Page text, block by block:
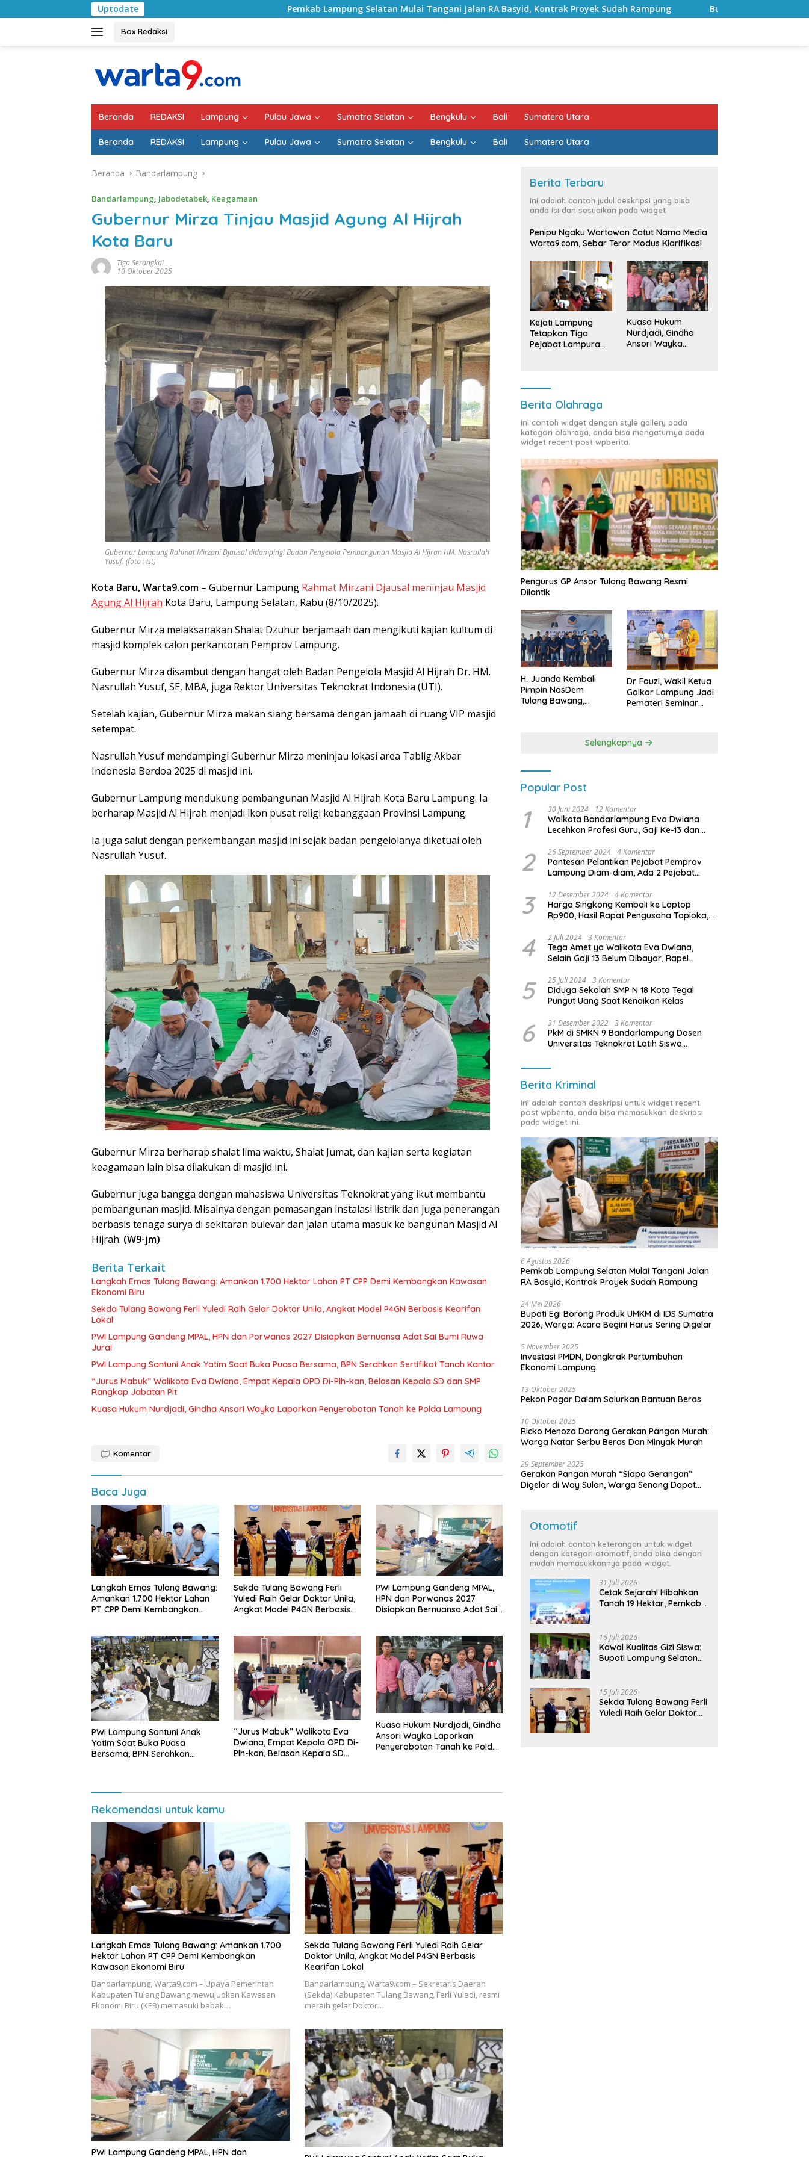
ke
Uptodate Pemkab Lampung Selatan Mulai Tangani Jalan RA Basyid, Kontrak Proyek Sudah Rampung Bulan Kemerdekaan, Bupati Lampung
Box Redaksi
Beranda REDAKSI Lampung Pulau Jawa Sumatra Selatan Bengkulu Bali Sumatera Utara
Beranda REDAKSI Lampung Pulau Jawa Sumatra Selatan Bengkulu Bali Sumatera Utara
Beranda Bandarlampung
Bandarlampung, Jabodetabek, Keagamaan
Gubernur Mirza Tinjau Masjid Agung Al Hijrah
Kota Baru
Tiga Serangkai
10 Oktober 2025
Gubernur Lampung Rahmat Mirzani Djausal didampingi Badan Pengelola Pembangunan Masjid Al Hijrah HM. Nasrullah
Yusuf. (foto : ist)
Kota Baru, Warta9.com – Gubernur Lampung Rahmat Mirzani Djausal meninjau Masjid
Agung Al Hijrah Kota Baru, Lampung Selatan, Rabu (8/10/2025).
Gubernur Mirza melaksanakan Shalat Dzuhur berjamaah dan mengikuti kajian kultum di
masjid komplek calon perkantoran Pemprov Lampung.
Gubernur Mirza disambut dengan hangat oleh Badan Pengelola Masjid Al Hijrah Dr. HM.
Nasrullah Yusuf, SE, MBA, juga Rektor Universitas Teknokrat Indonesia (UTI).
Setelah kajian, Gubernur Mirza makan siang bersama dengan jamaah di ruang VIP masjid
setempat.
Nasrullah Yusuf mendampingi Gubernur Mirza meninjau lokasi area Tablig Akbar
Indonesia Berdoa 2025 di masjid ini.
Gubernur Lampung mendukung pembangunan Masjid Al Hijrah Kota Baru Lampung. Ia
berharap Masjid Al Hijrah menjadi ikon pusat religi kebanggaan Provinsi Lampung.
Ia juga salut dengan perkembangan masjid ini sejak badan pengelolanya diketuai oleh
Nasrullah Yusuf.
Gubernur Mirza berharap shalat lima waktu, Shalat Jumat, dan kajian serta kegiatan
keagamaan lain bisa dilakukan di masjid ini.
Gubernur juga bangga dengan mahasiswa Universitas Teknokrat yang ikut membantu
pembangunan masjid. Misalnya dengan pemasangan instalasi listrik dan juga penerangan
berbasis tenaga surya di sekitaran bulevar dan jalan utama masuk ke bangunan Masjid Al
Hijrah. (W9-jm)
Berita Terkait
Langkah Emas Tulang Bawang: Amankan 1.700 Hektar Lahan PT CPP Demi Kembangkan Kawasan
Ekonomi Biru
Sekda Tulang Bawang Ferli Yuledi Raih Gelar Doktor Unila, Angkat Model P4GN Berbasis Kearifan
Lokal
PWI Lampung Gandeng MPAL, HPN dan Porwanas 2027 Disiapkan Bernuansa Adat Sai Bumi Ruwa
Jurai
PWI Lampung Santuni Anak Yatim Saat Buka Puasa Bersama, BPN Serahkan Sertifikat Tanah Kantor
“Jurus Mabuk” Walikota Eva Dwiana, Empat Kepala OPD Di-Plh-kan, Belasan Kepala SD dan SMP
Rangkap Jabatan Plt
Kuasa Hukum Nurdjadi, Gindha Ansori Wayka Laporkan Penyerobotan Tanah ke Polda Lampung
Komentar
Baca Juga
Langkah Emas Tulang Bawang:
Amankan 1.700 Hektar Lahan
PT CPP Demi Kembangkan
Sekda Tulang Bawang Ferli
Yuledi Raih Gelar Doktor Unila,
Angkat Model P4GN Berbasis
PWI Lampung Gandeng MPAL,
HPN dan Porwanas 2027
Disiapkan Bernuansa Adat Sai
PWI Lampung Santuni Anak
Yatim Saat Buka Puasa
Bersama, BPN Serahkan
“Jurus Mabuk” Walikota Eva
Dwiana, Empat Kepala OPD Di-
Plh-kan, Belasan Kepala SD
Kuasa Hukum Nurdjadi, Gindha
Ansori Wayka Laporkan
Penyerobotan Tanah ke Polda
Rekomendasi untuk kamu
Langkah Emas Tulang Bawang: Amankan 1.700
Hektar Lahan PT CPP Demi Kembangkan
Kawasan Ekonomi Biru
Bandarlampung, Warta9.com – Upaya Pemerintah
Kabupaten Tulang Bawang mewujudkan Kawasan
Ekonomi Biru (KEB) memasuki babak…
Sekda Tulang Bawang Ferli Yuledi Raih Gelar
Doktor Unila, Angkat Model P4GN Berbasis
Kearifan Lokal
Bandarlampung, Warta9.com – Sekretaris Daerah
(Sekda) Kabupaten Tulang Bawang, Ferli Yuledi, resmi
meraih gelar Doktor…
PWI Lampung Gandeng MPAL, HPN dan
Berita Terbaru
Ini adalah contoh judul deskripsi yang bisa
anda isi dan sesuaikan pada widget
Penipu Ngaku Wartawan Catut Nama Media
Warta9.com, Sebar Teror Modus Klarifikasi
Kejati Lampung
Tetapkan Tiga
Pejabat Lampura
Kuasa Hukum
Nurdjadi, Gindha
Ansori Wayka
Berita Olahraga
Ini contoh widget dengan style gallery pada
kategori olahraga, anda bisa mengaturnya pada
widget recent post wpberita.
Pengurus GP Ansor Tulang Bawang Resmi
Dilantik
H. Juanda Kembali
Pimpin NasDem
Tulang Bawang,
Dr. Fauzi, Wakil Ketua
Golkar Lampung Jadi
Pemateri Seminar
Kebangsaan
Selengkapnya
Popular Post
1 30 Juni 2024 12 Komentar
Walkota Bandarlampung Eva Dwiana
Lecehkan Profesi Guru, Gaji Ke-13 dan
2 26 September 2024 4 Komentar
Pantesan Pelantikan Pejabat Pemprov
Lampung Diam-diam, Ada 2 Pejabat
3 12 Desember 2024 4 Komentar
Harga Singkong Kembali ke Laptop
Rp900, Hasil Rapat Pengusaha Tapioka,
Lampung
4 2 Juli 2024 3 Komentar
Tega Amet ya Walikota Eva Dwiana,
Selain Gaji 13 Belum Dibayar, Rapel
Dibayar
5 25 Juli 2024 3 Komentar
Diduga Sekolah SMP N 18 Kota Tegal
Pungut Uang Saat Kenaikan Kelas
6 31 Desember 2022 3 Komentar
PkM di SMKN 9 Bandarlampung Dosen
Universitas Teknokrat Latih Siswa
Berita Kriminal
Ini adalah contoh deskripsi untuk widget recent
post wpberita, anda bisa memasukkan deskripsi
pada widget ini.
6 Agustus 2026
Pemkab Lampung Selatan Mulai Tangani Jalan
RA Basyid, Kontrak Proyek Sudah Rampung
24 Mei 2026
Bupati Egi Borong Produk UMKM di IDS Sumatra
2026, Warga: Acara Begini Harus Sering Digelar
5 November 2025
Investasi PMDN, Dongkrak Pertumbuhan
Ekonomi Lampung
13 Oktober 2025
Pekon Pagar Dalam Salurkan Bantuan Beras
10 Oktober 2025
Ricko Menoza Dorong Gerakan Pangan Murah:
Warga Natar Serbu Beras Dan Minyak Murah
29 September 2025
Gerakan Pangan Murah “Siapa Gerangan”
Digelar di Way Sulan, Warga Senang Dapat
Otomotif
Ini adalah contoh keterangan untuk widget
dengan kategori otomotif, anda bisa dengan
mudah memasukkannya pada widget.
31 Juli 2026
Cetak Sejarah! Hibahkan
Tanah 19 Hektar, Pemkab
Terintegrasi Pertama di
Lampung
16 Juli 2026
Kawal Kualitas Gizi Siswa:
Bupati Lampung Selatan
Bergizi Gratis di Natar
15 Juli 2026
Sekda Tulang Bawang Ferli
Yuledi Raih Gelar Doktor